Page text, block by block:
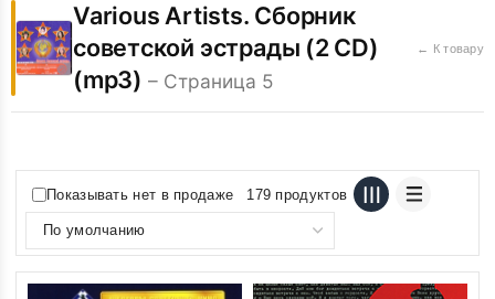
Various Artists. Сборник
советской эстрады (2 CD)
(mp3) – Страница 5
← К товару
Показывать нет в продаже 179 продуктов